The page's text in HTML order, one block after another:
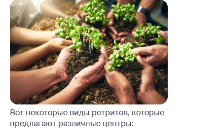
Вот некоторые виды ретритов, которые
предлагают различные центры: